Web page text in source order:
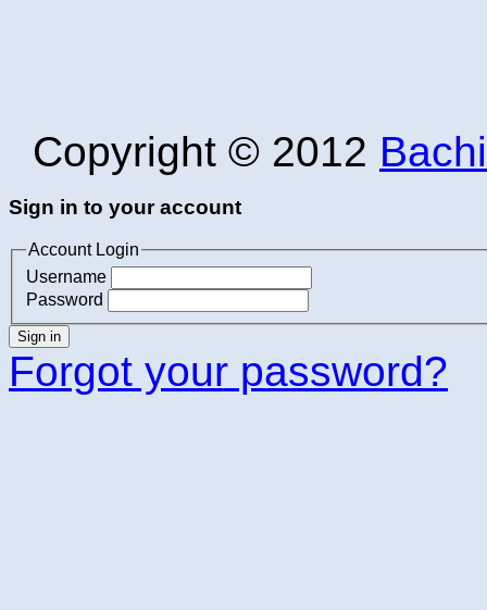
Copyright © 2012
Sign in to your account
Account Login
Username
Password
Sign in
Forgot your password?